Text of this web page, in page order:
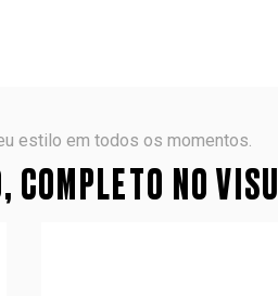
estilo em todos os momentos.
COMPLETO NO